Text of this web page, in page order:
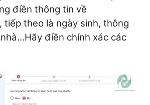
điền thông tin về
tiếp theo là ngày sinh, thông
điền chính xác các